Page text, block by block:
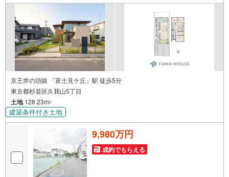
京王井の頭線 「富士見ケ丘」駅 徒歩5分
東京都杉並区久我山5丁目
土地128.23m2
建築条件付き土地
9,980万円
成約でもらえる